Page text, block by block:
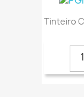
Tinteiro